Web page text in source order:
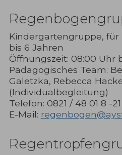
Kindergartengruppe, für
bis 6 Jahren
Öffnungszeit: 08:00 Uhr
Pädagogisches Team:
Galetzka, Rebecca
(Individualbegleitung)
Telefon: 0821 / 48 01 8 -21
E-Mail: